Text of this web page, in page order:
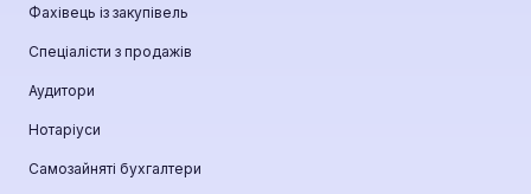
Фахівець із закупівель
Спеціалісти з продажів
Аудитори
Нотаріуси
Самозайняті бухгалтери